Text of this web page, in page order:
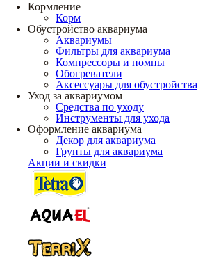
Кормление
Корм
Обустройство аквариума
Аквариумы
Фильтры для аквариума
Компрессоры и помпы
Обогреватели
Аксессуары для обустройства
Уход за аквариумом
Средства по уходу
Инструменты для ухода
Оформление аквариума
Декор для аквариума
Грунты для аквариума
Акции и скидки